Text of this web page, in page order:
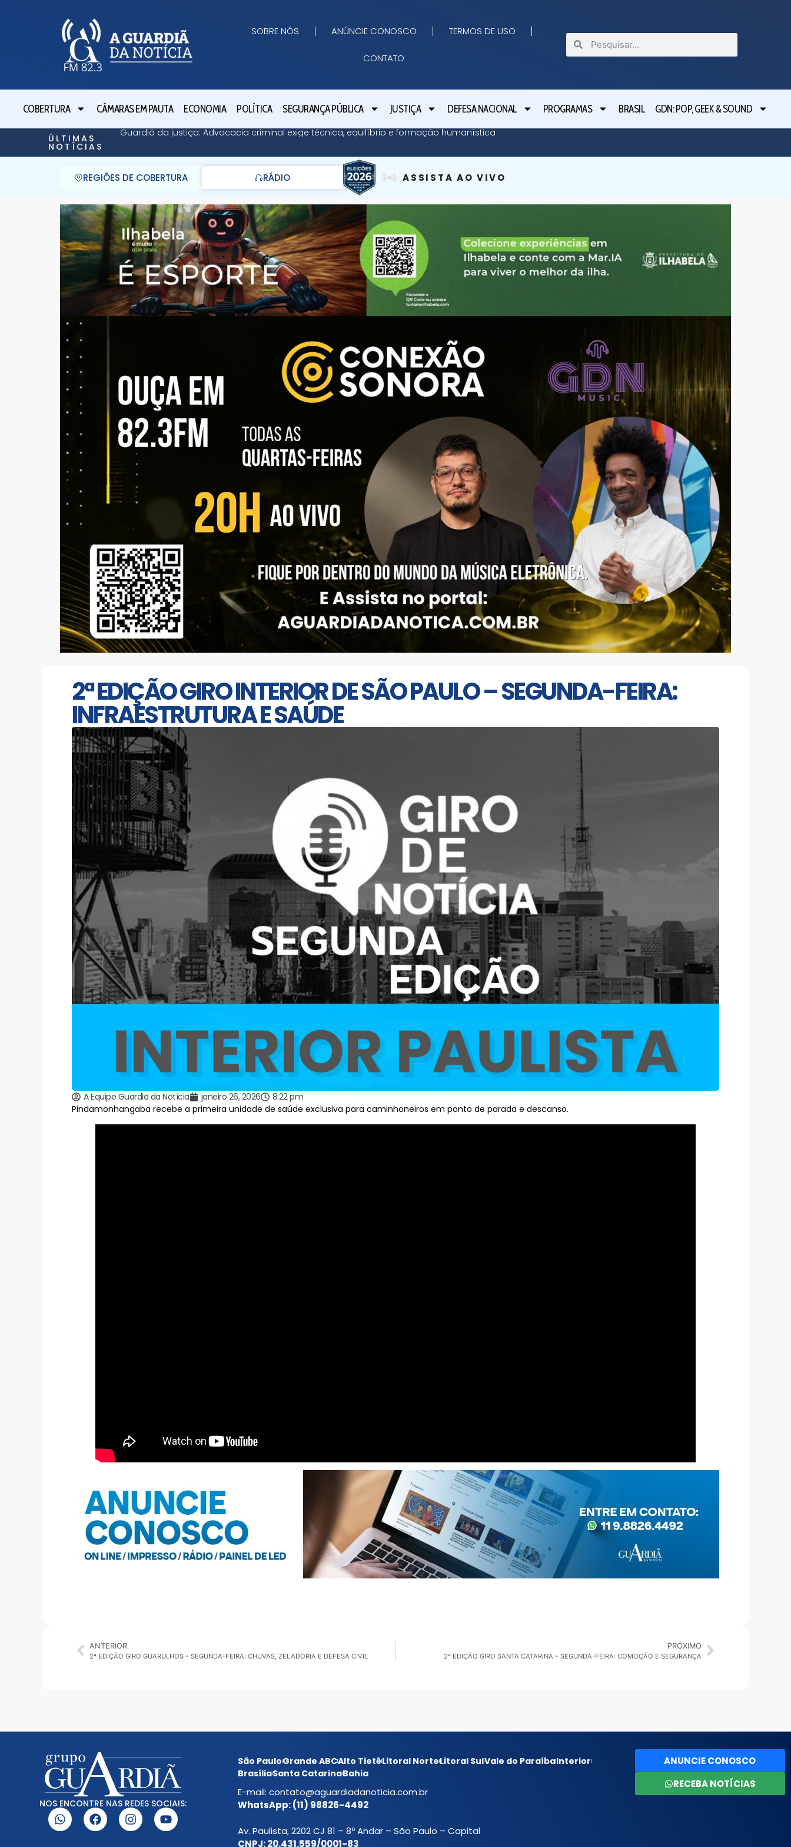
SOBRE NÓS ANÚNCIE CONOSCO TERMOS DE USO
CONTATO
COBERTURA CÂMARAS EM PAUTA ECONOMIA POLÍTICA SEGURANÇA PÚBLICA JUSTIÇA DEFESA NACIONAL PROGRAMAS BRASIL GDN: POP, GEEK & SOUND
ÚLTIMAS
NOTÍCIAS
Guardiã da justiça: Advocacia criminal exige técnica, equilíbrio e formação humanística
REGIÕES DE COBERTURA RÁDIO ASSISTA AO VIVO
2ª EDIÇÃO GIRO INTERIOR DE SÃO PAULO – SEGUNDA-FEIRA:
INFRAESTRUTURA E SAÚDE
A Equipe Guardiã da Notícia janeiro 26, 2026
8:22 pm
Pindamonhangaba recebe a primeira unidade de saúde exclusiva para caminhoneiros em ponto de parada e descanso.
ANTERIOR
2ª EDIÇÃO GIRO GUARULHOS – SEGUNDA-FEIRA: CHUVAS, ZELADORIA E DEFESA CIVIL
PRÓXIMO
2ª EDIÇÃO GIRO SANTA CATARINA – SEGUNDA-FEIRA: COMOÇÃO E SEGURANÇA
NOS ENCONTRE NAS REDES SOCIAIS:
São PauloGrande ABCAlto TietêLitoral NorteLitoral SulVale do ParaíbaInterior
BrasíliaSanta CatarinaBahia
E-mail: contato@aguardiadanoticia.com.br
WhatsApp: (11) 98826-4492
Av. Paulista, 2202 CJ 81 – 8º Andar – São Paulo – Capital
CNPJ: 20.431.559/0001-83
ANUNCIE CONOSCO
RECEBA NOTÍCIAS